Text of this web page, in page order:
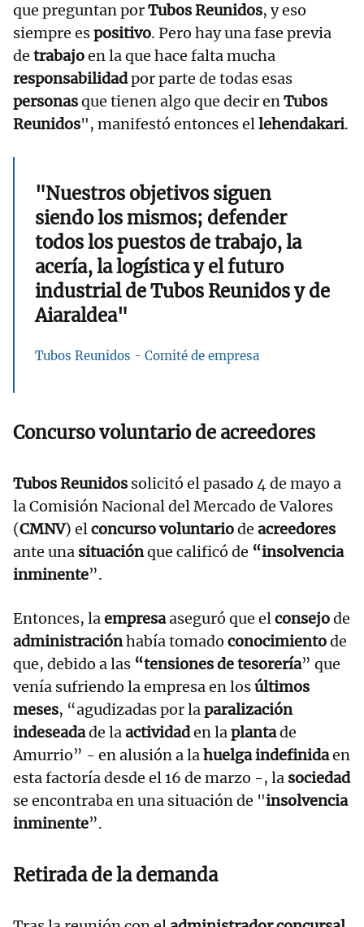
que preguntan porTubos Reunidos, y eso
siempre espositivo. Pero hay una fase previa
de trabajoen la que hace falta mucha
responsabilidadpor parte de todas esas
personasque tienen algo que decir enTubos
Reunidos", manifestó entonces ellehendakari.
"Nuestros objetivos siguen
siendo los mismos; defender
todos los puestos de trabajo, la
acería, la logística y el futuro
industrial de Tubos Reunidos y de
Aiaraldea"
Tubos Reunidos - Comité de empresa
Concurso voluntario de acreedores
Tubos Reunidos solicitó el pasado 4 de mayo a
la Comisión Nacional del Mercado de Valores
(CMNV) elconcurso voluntariode acreedores
ante una situaciónque calificó de “insolvencia
inminente”.
Entonces, laempresaaseguró que elconsejode
administraciónhabía tomado conocimientode
que, debido a las “tensiones de tesorería” que
venía sufriendo la empresa en losúltimos
meses, “agudizadas por laparalización
indeseadade laactividaden laplantade
Amurrio” - en alusión a lahuelga indefinidaen
esta factoría desde el 16 de marzo -, la sociedad
se encontraba en una situación de "insolvencia
inminente”.
Retirada de la demanda